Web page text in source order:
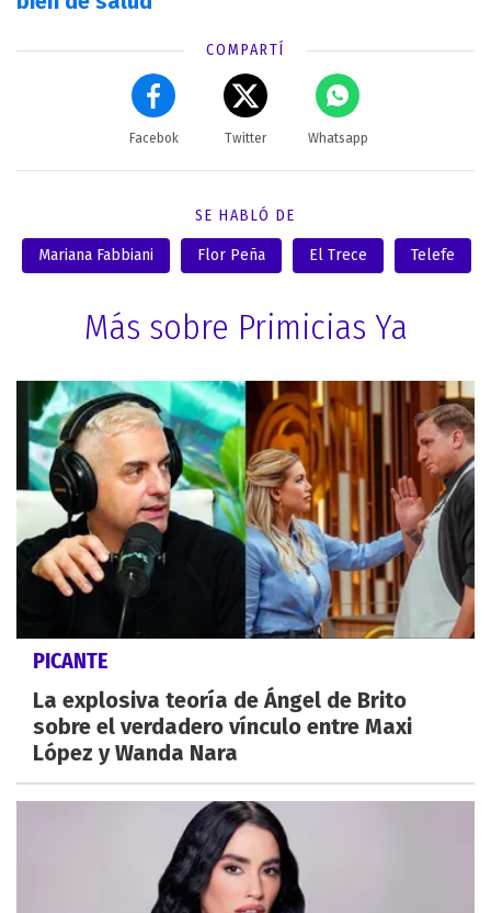
COMPARTÍ
Facebok Twitter Whatsapp
SE HABLÓ DE
Mariana Fabbiani Flor Peña El Trece Telefe
Más sobre Primicias Ya
PICANTE
La explosiva teoría de Ángel de Brito
sobre el verdadero vínculo entre Maxi
López y Wanda Nara